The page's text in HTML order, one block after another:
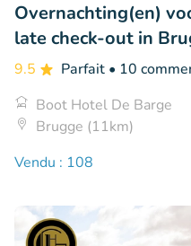
Overnachting(en)
late check-out in
9.5 Parfait • 10
Boot Hotel De Barge
Brugge (11km)
Vendu : 108